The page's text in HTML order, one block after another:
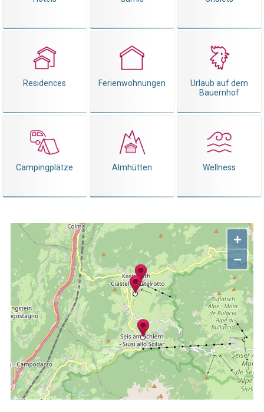
Residences Ferienwohnungen
Urlaub auf dem
Bauernhof
Campingplätze Almhütten Wellness
+
−